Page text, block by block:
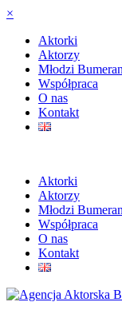
×
Aktorki
Aktorzy
Młodzi
Współpraca
O nas
Kontakt
Aktorki
Aktorzy
Młodzi
Współpraca
O nas
Kontakt